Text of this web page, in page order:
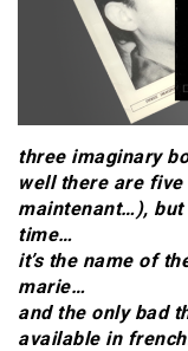
three imaginary
well there are five
maintenant…),
time…
it’s the name of
marie…
and the only bad
available in